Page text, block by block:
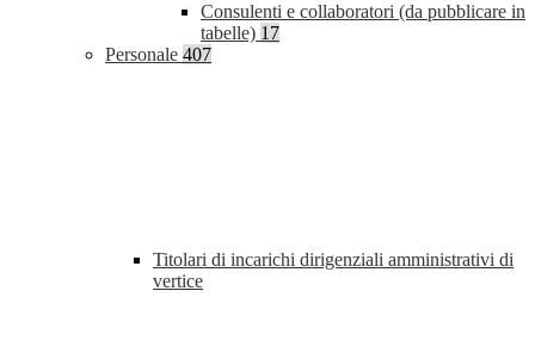
Consulenti e collaboratori (da pubblicare in
tabelle) 17
Personale 407
Titolari di incarichi dirigenziali amministrativi di
vertice